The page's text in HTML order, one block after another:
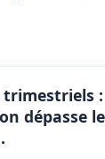
:
dépasse